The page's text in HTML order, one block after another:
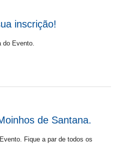
inscrição!
do Evento.
de Santana.
Fique a par de todos os